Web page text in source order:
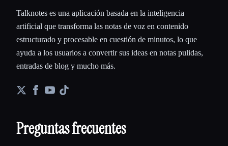
Talknotes es una aplicación basada en la inteligencia
artificial que transforma las notas de voz en contenido
estructurado y procesable en cuestión de minutos, lo que
ayuda a los usuarios a convertir sus ideas en notas pulidas,
entradas de blog y mucho más.
Preguntas frecuentes